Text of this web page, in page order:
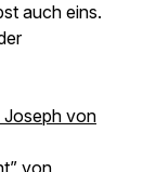
auch eins.
Joseph von
von